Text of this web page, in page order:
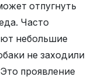
отпугнуть
Часто
небольшие
не заходили
проявление